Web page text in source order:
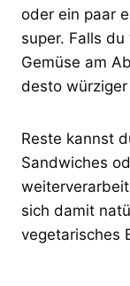
oder ein paar
super. Falls
Gemüse am
desto würziger
Reste kannst
Sandwiches
sich damit
vegetarisches